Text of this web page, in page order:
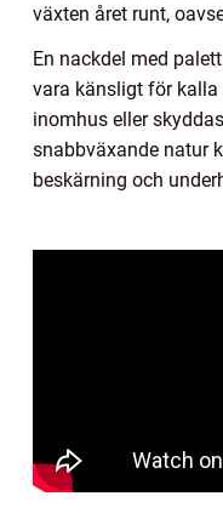
växten året runt,
En nackdel med
vara känsligt för kalla
inomhus eller
snabbväxande natur
beskärning och